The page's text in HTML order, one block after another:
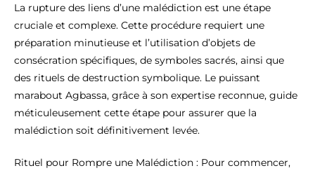
La rupture des liens d’une malédiction est une étape
cruciale et complexe. Cette procédure requiert une
préparation minutieuse et l’utilisation d’objets de
consécration spécifiques, de symboles sacrés, ainsi que
des rituels de destruction symbolique. Le puissant
marabout Agbassa, grâce à son expertise reconnue, guide
méticuleusement cette étape pour assurer que la
malédiction soit définitivement levée.
Rituel pour Rompre une Malédiction : Pour commencer,